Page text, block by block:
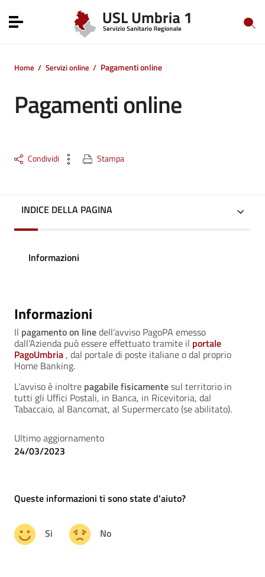
Vai al menu di navigazione
Toggle navigation
Home / Servizi online / Pagamenti online
Pagamenti online
Condividi Stampa
INDICE DELLA PAGINA
Informazioni
Informazioni
Il pagamento on linedell’avviso PagoPA emesso
dall’Azienda può essere effettuato tramite il portale
PagoUmbria , dal portale di poste italiane o dal proprio
Home Banking.
L’avviso è inoltre pagabile fisicamentesul territorio in
tutti gli Uffici Postali, in Banca, in Ricevitoria, dal
Tabaccaio, al Bancomat, al Supermercato (se abilitato).
Ultimo aggiornamento
24/03/2023
Queste informazioni ti sono state d'aiuto?
Si No